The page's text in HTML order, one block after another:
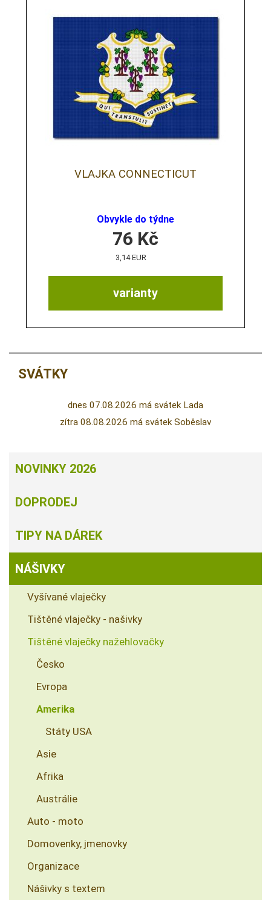
VLAJKA CONNECTICUT
Obvykle do týdne
varianty
76 Kč
3,14 EUR
SVÁTKY
dnes 07.08.2026 má svátek Lada
zítra 08.08.2026 má svátek Soběslav
NOVINKY 2026
DOPRODEJ
TIPY NA DÁREK
NÁŠIVKY
Vyšívané vlaječky
Tištěné vlaječky - našivky
Tištěné vlaječky nažehlovačky
Česko
Evropa
Amerika
Státy USA
Asie
Afrika
Austrálie
Auto - moto
Domovenky, jmenovky
Organizace
Nášivky s textem